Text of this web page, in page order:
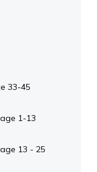
33-45
1-13
13 - 25